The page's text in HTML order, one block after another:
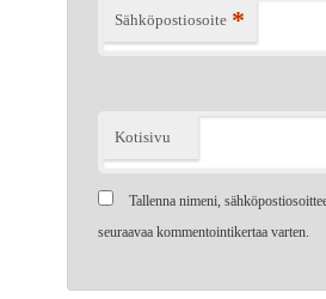
Sähköpostiosoite *
Kotisivu
Tallenna nimeni,
seuraavaa kommentointikertaa varten.